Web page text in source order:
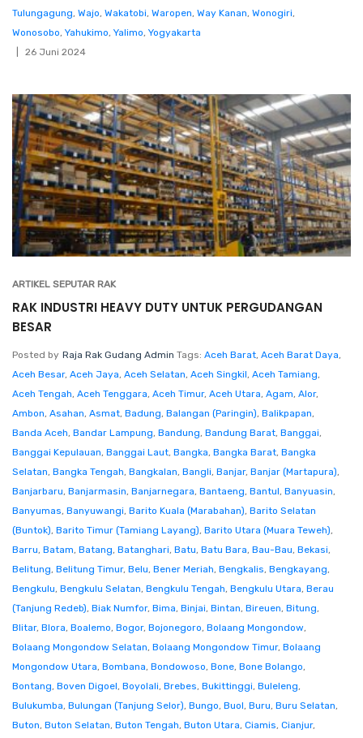
Tulungagung, Wajo, Wakatobi, Waropen, Way Kanan, Wonogiri,
Wonosobo, Yahukimo, Yalimo, Yogyakarta
26 Juni 2024
ARTIKEL SEPUTAR RAK
RAK INDUSTRI HEAVY DUTY UNTUK PERGUDANGAN
BESAR
Posted by Raja Rak Gudang Admin Tags: Aceh Barat, Aceh Barat Daya,
Aceh Besar, Aceh Jaya, Aceh Selatan, Aceh Singkil, Aceh Tamiang,
Aceh Tengah, Aceh Tenggara, Aceh Timur, Aceh Utara, Agam, Alor,
Ambon, Asahan, Asmat, Badung, Balangan (Paringin), Balikpapan,
Banda Aceh, Bandar Lampung, Bandung, Bandung Barat, Banggai,
Banggai Kepulauan, Banggai Laut, Bangka, Bangka Barat, Bangka
Selatan, Bangka Tengah, Bangkalan, Bangli, Banjar, Banjar (Martapura),
Banjarbaru, Banjarmasin, Banjarnegara, Bantaeng, Bantul, Banyuasin,
Banyumas, Banyuwangi, Barito Kuala (Marabahan), Barito Selatan
(Buntok), Barito Timur (Tamiang Layang), Barito Utara (Muara Teweh),
Barru, Batam, Batang, Batanghari, Batu, Batu Bara, Bau-Bau, Bekasi,
Belitung, Belitung Timur, Belu, Bener Meriah, Bengkalis, Bengkayang,
Bengkulu, Bengkulu Selatan, Bengkulu Tengah, Bengkulu Utara, Berau
(Tanjung Redeb), Biak Numfor, Bima, Binjai, Bintan, Bireuen, Bitung,
Blitar, Blora, Boalemo, Bogor, Bojonegoro, Bolaang Mongondow,
Bolaang Mongondow Selatan, Bolaang Mongondow Timur, Bolaang
Mongondow Utara, Bombana, Bondowoso, Bone, Bone Bolango,
Bontang, Boven Digoel, Boyolali, Brebes, Bukittinggi, Buleleng,
Bulukumba, Bulungan (Tanjung Selor), Bungo, Buol, Buru, Buru Selatan,
Buton, Buton Selatan, Buton Tengah, Buton Utara, Ciamis, Cianjur,